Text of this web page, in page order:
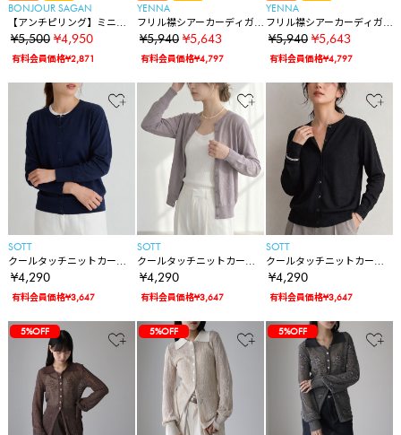
BONJOUR SAGAN
【アンチピリング】ミニマ
ルロゴ刺繍ニットカーディ
ガン
¥5,500 ¥4,950
有料会員価格¥2,871
YENNA
フリル襟シアーカーディガ
ン/シアーニット
¥5,940 ¥5,643
有料会員価格¥4,797
YENNA
フリル襟シアーカーディガ
ン/シアーニット
¥5,940 ¥5,643
有料会員価格¥4,797
SOTT
クールタッチニットカーデ
ィガン
¥4,290
有料会員価格¥3,647
SOTT
クールタッチニットカーデ
ィガン
¥4,290
有料会員価格¥3,647
SOTT
クールタッチニットカーデ
ィガン
¥4,290
有料会員価格¥3,647
5%OFF 5%OFF 5%OFF